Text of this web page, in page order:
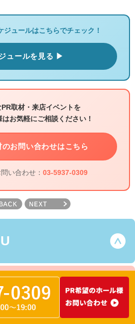
ジュールはこちらでチェック！
ュールを見る ▶
取材・来店イベントを
お気軽にご相談ください！
お問い合わせはこちら
い合わせ： 03-5937-0309
MENU